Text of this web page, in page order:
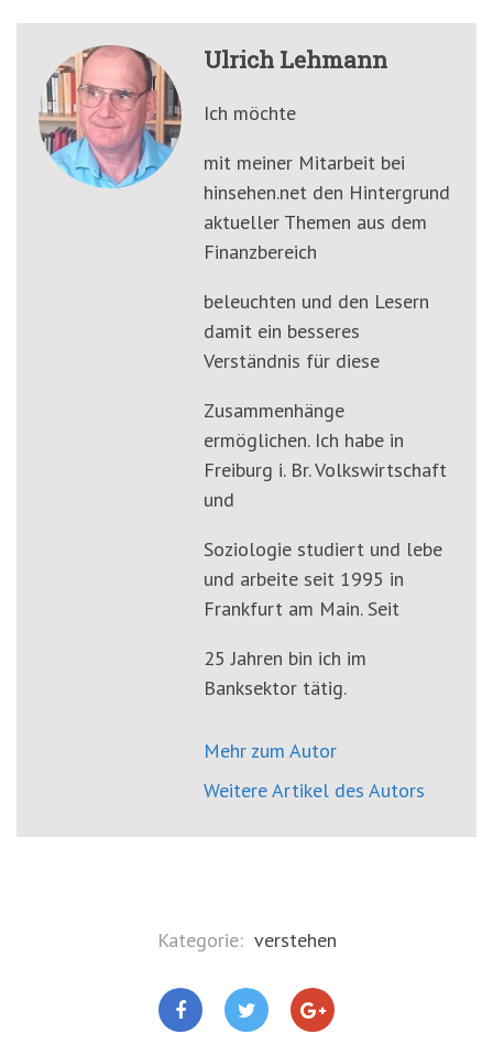
Ulrich Lehmann
Ich möchte
mit meiner Mitarbeit bei
hinsehen.net den Hintergrund
aktueller Themen aus dem
Finanzbereich
beleuchten und den Lesern
damit ein besseres
Verständnis für diese
Zusammenhänge
ermöglichen. Ich habe in
Freiburg i. Br. Volkswirtschaft
und
Soziologie studiert und lebe
und arbeite seit 1995 in
Frankfurt am Main. Seit
25 Jahren bin ich im
Banksektor tätig.
Mehr zum Autor
Weitere Artikel des Autors
Kategorie: verstehen